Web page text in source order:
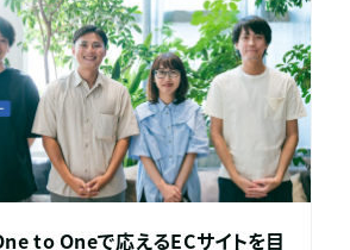
to Oneで応えるECサイトを目